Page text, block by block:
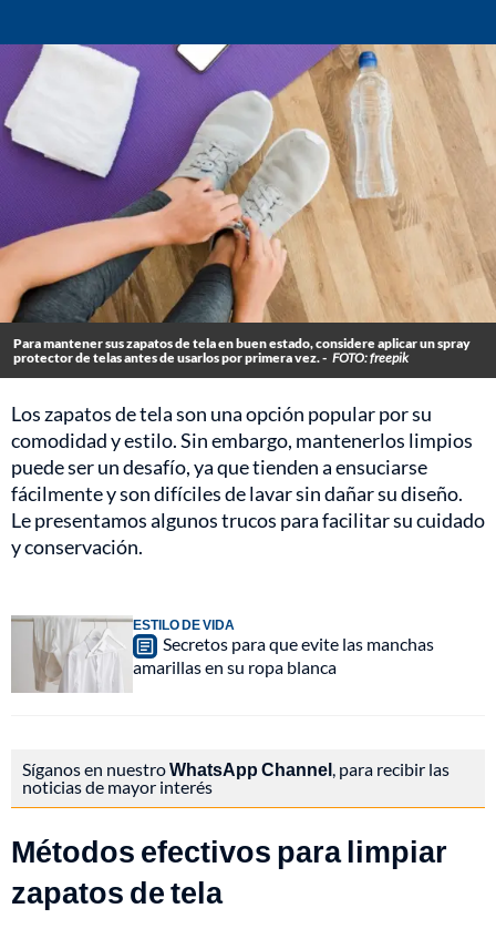
Para mantener sus zapatos de tela en buen estado, considere aplicar un spray
protector de telas antes de usarlos por primera vez. - FOTO: freepik
Los zapatos de tela son una opción popular por su
comodidad y estilo. Sin embargo, mantenerlos limpios
puede ser un desafío, ya que tienden a ensuciarse
fácilmente y son difíciles de lavar sin dañar su diseño.
Le presentamos algunos trucos para facilitar su cuidado
y conservación.
ESTILO DE VIDA
Secretos para que evite las manchas
amarillas en su ropa blanca
Síganos en nuestroWhatsApp Channel, para recibir las
noticias de mayor interés
Métodos efectivos para limpiar
zapatos de tela